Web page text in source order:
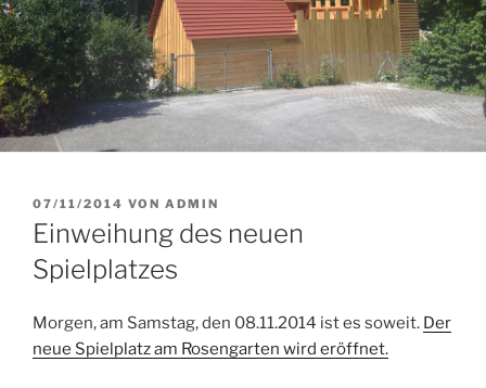
VERÖFFENTLICHT
AM
07/11/2014 VON ADMIN
Einweihung des neuen
Spielplatzes
Morgen, am Samstag, den 08.11.2014 ist es soweit. Der
neue Spielplatz am Rosengarten wird eröffnet.